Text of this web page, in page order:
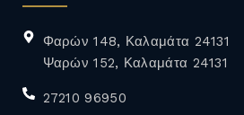
Φαρών 148, Καλαμάτα 24131
Ψαρών 152, Καλαμάτα 24131
27210 96950